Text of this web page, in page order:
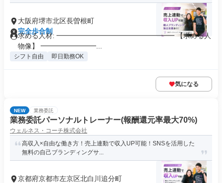
大阪府堺市北区長曽根町
完全歩合制
求める人材: ━━━━━━━━━━━━━━━━━ 【求める人
物像】 ━━━━━━━━...
シフト自由 即日勤務OK
気になる
NEW 業務委託
業務委託パーソナルトレーナー(報酬還元率最大70%)
ウェルネス・コーチ株式会社
高収入×自由な働き方！売上連動で収入UP可能！SNSを活用した
無料の自己ブランディングサ...
京都府京都市左京区北白川追分町